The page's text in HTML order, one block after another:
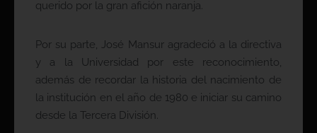
querido por la gran afición naranja.
Por su parte, José Mansur agradeció a la directiva
y a la Universidad por este reconocimiento,
además de recordar la historia del nacimiento de
la institución en el año de 1980 e iniciar su camino
desde la Tercera División.